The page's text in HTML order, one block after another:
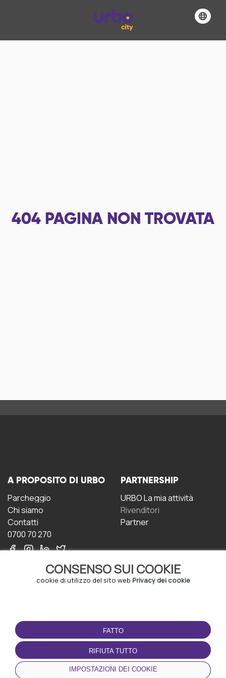
404 PAGINA NON TROVATA
CONSENSO SUI COOKIE
cookie di utilizzo del sito web Privacy dei cookie
FATTO
RIFIUTA TUTTO
IMPOSTAZIONI DEI COOKIE
A PROPOSITO DI URBO
Parcheggio
Chi siamo
Contatti
0700 70 270
PARTNERSHIP
URBO La mia attività
Rivenditori
Partner
CONDIZIONI D'USO
Termini e Condizioni
Politica sulla riservatezza
Gestione dei Cookie
SCARICA L'APP